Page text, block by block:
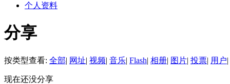
个人资料
分享
按类型查看: 全部| 网址| 视频| 音乐| Flash| 相册| 图片| 投票| 用户|
现在还没分享